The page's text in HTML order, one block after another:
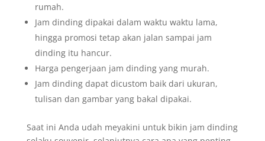
rumah.
Jam dinding dipakai dalam waktu waktu lama,
hingga promosi tetap akan jalan sampai jam
dinding itu hancur.
Harga pengerjaan jam dinding yang murah.
Jam dinding dapat dicustom baik dari ukuran,
tulisan dan gambar yang bakal dipakai.
Saat ini Anda udah meyakini untuk bikin jam dinding